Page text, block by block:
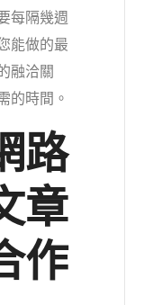
每隔幾週
能做的最
融洽關
的時間。
路
章
作